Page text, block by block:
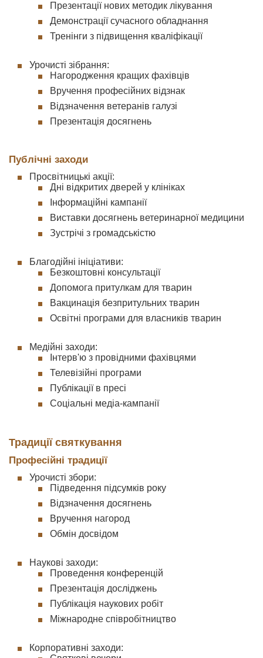
Презентації нових методик лікування
Демонстрації сучасного обладнання
Тренінги з підвищення кваліфікації
Урочисті зібрання:
Нагородження кращих фахівців
Вручення професійних відзнак
Відзначення ветеранів галузі
Презентація досягнень
Публічні заходи
Просвітницькі акції:
Дні відкритих дверей у клініках
Інформаційні кампанії
Виставки досягнень ветеринарної медицини
Зустрічі з громадськістю
Благодійні ініціативи:
Безкоштовні консультації
Допомога притулкам для тварин
Вакцинація безпритульних тварин
Освітні програми для власників тварин
Медійні заходи:
Інтерв'ю з провідними фахівцями
Телевізійні програми
Публікації в пресі
Соціальні медіа-кампанії
Традиції святкування
Професійні традиції
Урочисті збори:
Підведення підсумків року
Відзначення досягнень
Вручення нагород
Обмін досвідом
Наукові заходи:
Проведення конференцій
Презентація досліджень
Публікація наукових робіт
Міжнародне співробітництво
Корпоративні заходи: